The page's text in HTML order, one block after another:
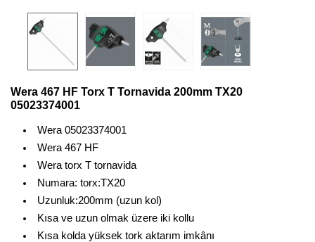
Wera 467 HF Torx T Tornavida 200mm TX20
05023374001
Wera 05023374001
Wera 467 HF
Wera torx T tornavida
Numara: torx:TX20
Uzunluk:200mm (uzun kol)
Kısa ve uzun olmak üzere iki kollu
Kısa kolda yüksek tork aktarım imkânı